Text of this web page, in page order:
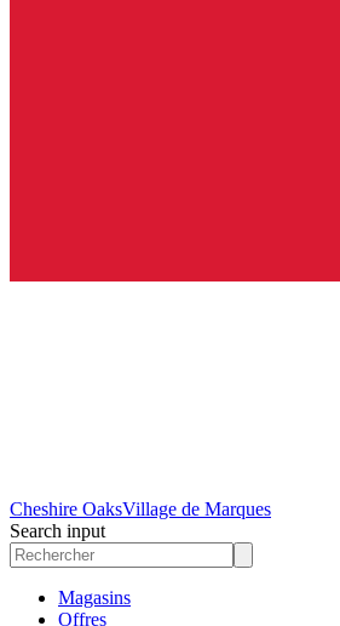
Cheshire OaksVillage de Marques
Search input
Magasins
Offres